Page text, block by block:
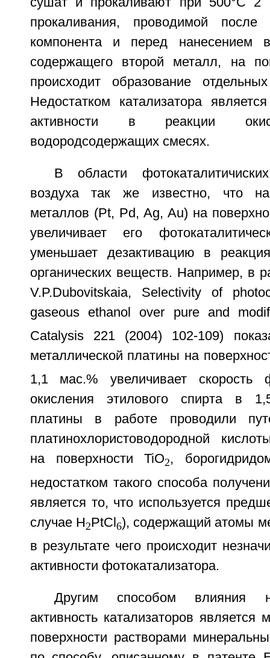
прокаливания, проводимой после
компонента и перед нанесением
содержащего второй металл, на
происходит образование
Недостатком катализатора
активности в реакции
водородсодержащих смесях.
В области
воздуха так же известно, что
металлов (Pt, Pd, Ag, Au) на
увеличивает его
уменьшает дезактивацию в
органических веществ. Например, в
V.P.Dubovitskaia, Selectivity of
gaseous ethanol over pure and
Catalysis 221 (2004) 102-109)
металлической платины на
1,1 мас.% увеличивает скорость
окисления этилового спирта в
платины в работе проводили
платинохлористоводородной
на поверхности TiO2,
недостатком такого способа
является то, что используется
случае H2PtCl 6), содержащий атомы
в результате чего происходит
активности фотокатализатора.
Другим способом влияния
активность катализаторов
поверхности растворами